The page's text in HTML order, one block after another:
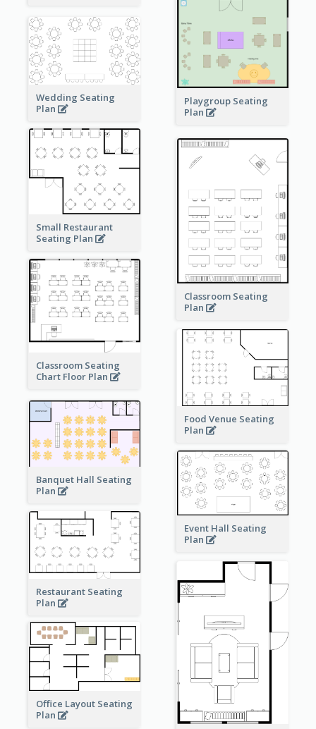
Playgroup Seating
Plan
Wedding Seating
Plan
Small Restaurant
Seating Plan
Classroom Seating
Plan
Classroom Seating
Chart Floor Plan
Food Venue Seating
Plan
Banquet Hall Seating
Plan
Event Hall Seating
Plan
Restaurant Seating
Plan
Office Layout Seating
Plan